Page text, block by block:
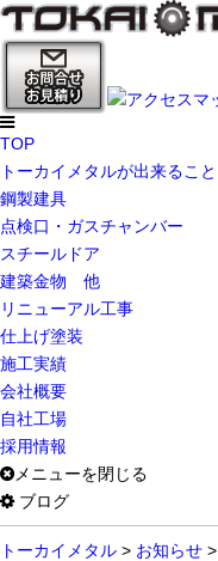
TOP
トーカイメタルが出来ること
鋼製建具
点検口・ガスチャンバー
スチールドア
建築金物 他
リニューアル工事
仕上げ塗装
施工実績
会社概要
自社工場
採用情報
メニューを閉じる
ブログ
トーカイメタル > お知らせ >